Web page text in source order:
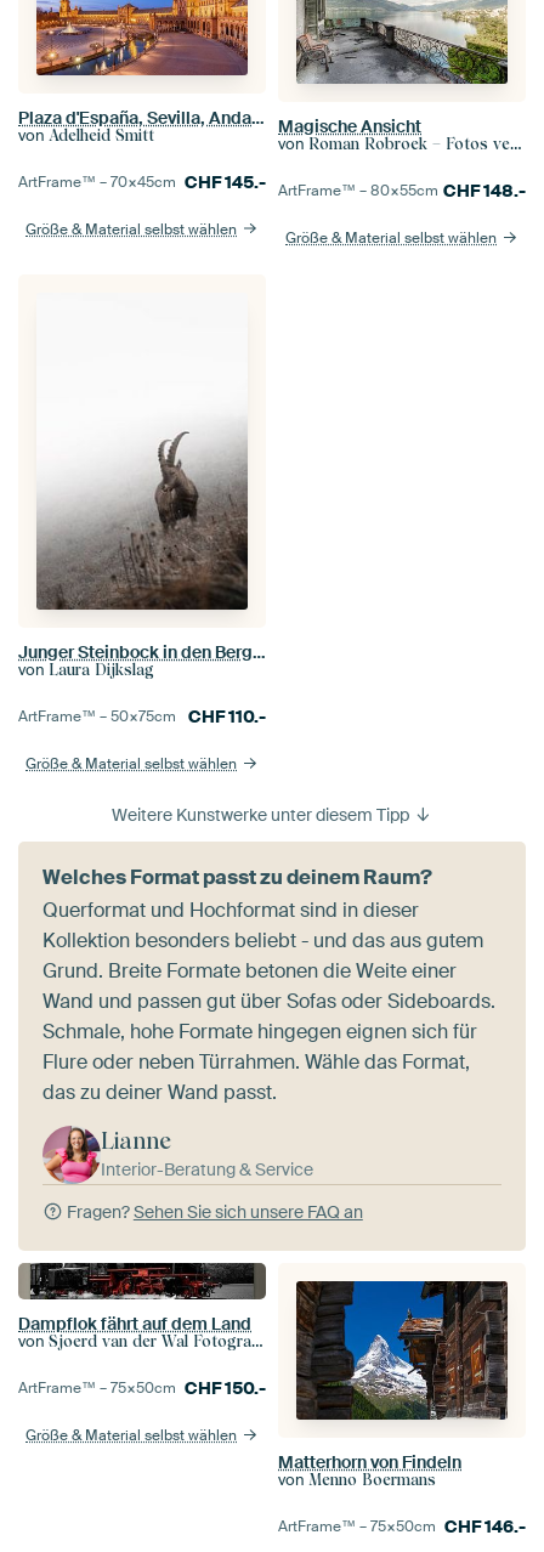
Plaza d'España, Sevilla, Andalusien, Spanien
von Adelheid Smitt
ArtFrame™ –70×45cm CHF145.-
Größe & Material selbst wählen
Magische Ansicht
von Roman Robroek – Fotos verlassener Gebäude
ArtFrame™ –80×55cm CHF148.-
Größe & Material selbst wählen
Junger Steinbock in den Bergen | Wildlife Fotografie | Schweiz
von Laura Dijkslag
ArtFrame™ –50×75cm CHF110.-
Größe & Material selbst wählen
Weitere Kunstwerke unter diesem Tipp
Welches Format passt zu deinem Raum?
Querformat und Hochformat sind in dieser
Kollektion besonders beliebt - und das aus gutem
Grund. Breite Formate betonen die Weite einer
Wand und passen gut über Sofas oder Sideboards.
Schmale, hohe Formate hingegen eignen sich für
Flure oder neben Türrahmen. Wähle das Format,
das zu deiner Wand passt.
Lianne
Interior-Beratung & Service
Fragen?Sehen Sie sich unsere FAQ an
Dampflok fährt auf dem Land
von Sjoerd van der Wal Fotografie
ArtFrame™ –75×50cm CHF150.-
Größe & Material selbst wählen
Matterhorn von Findeln
von Menno Boermans
ArtFrame™ –75×50cm CHF146.-